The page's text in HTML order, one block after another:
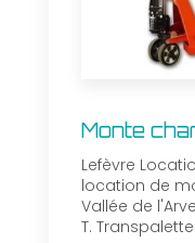
Monte
Lefèvre
location de
Vallée de
T.